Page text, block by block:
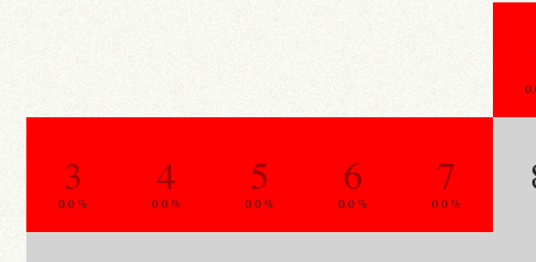
3
0.0 %
4
0.0 %
5
0.0 %
6
0.0 %
7
0.0 %